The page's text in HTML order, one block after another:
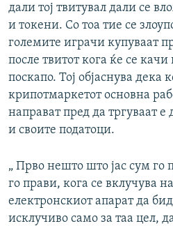
дали тој твитувал дали се
и токени. Со тоа тие се
големите играчи купуваат
после твитот кога ќе се
поскапо. Тој објаснува дека
крипотмаркетот основна
направат пред да тргуваат е
и своите податоци.
„ Прво нешто што јас сум го
го прави, кога се вклучува
електронскиот апарат да
исклучиво само за таа цел,